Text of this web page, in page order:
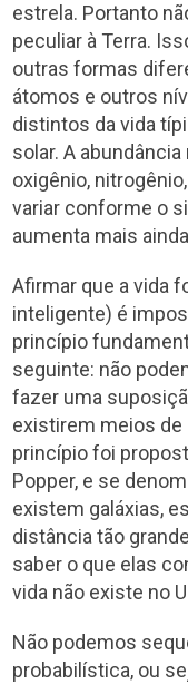
estrela. Portanto
peculiar à Terra.
outras formas
átomos e outros
distintos da vida
solar. A
oxigênio,
variar conforme o
aumenta mais
Afirmar que a vida
inteligente) é
princípio
seguinte: não
fazer uma
existirem meios de
princípio foi
Popper, e se
existem galáxias,
distância tão
saber o que elas
vida não existe no
Não podemos
probabilística, ou